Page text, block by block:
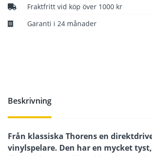
Fraktfritt vid köp över 1000 kr
Garanti i 24 månader
Beskrivning
Från klassiska Thorens en
vinylspelare. Den har en mycket